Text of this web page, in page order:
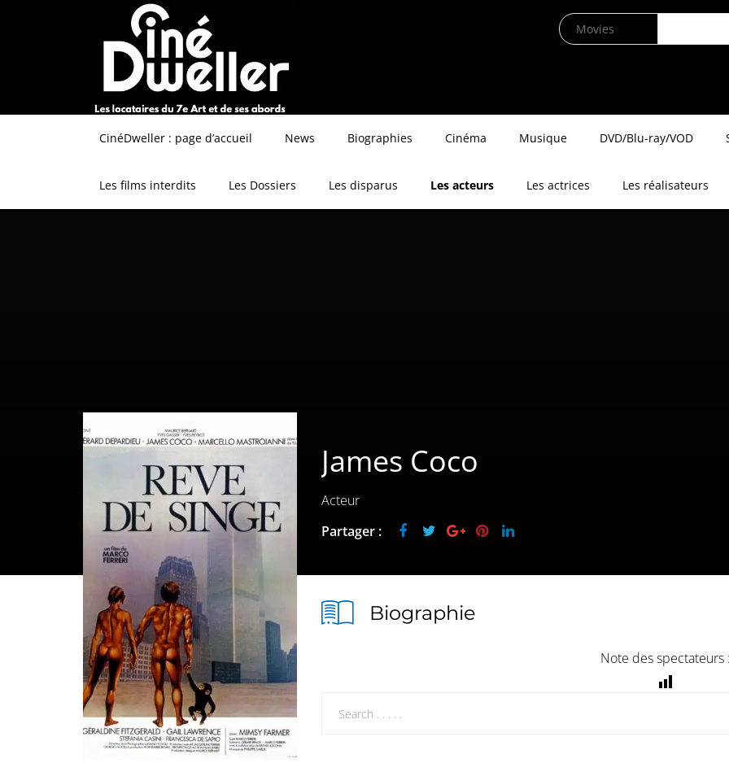
CinéDweller : page d’accueil News Biographies Cinéma Musique DVD/Blu-ray/VOD
Les films interdits Les Dossiers Les disparus Les acteurs Les actrices Les réalisateurs
James Coco
Acteur
Partager :
Biographie
Note des spectateurs